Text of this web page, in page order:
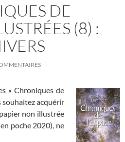
DE
(8) :
« Chroniques de
souhaitez acquérir
non illustrée
poche 2020), ne